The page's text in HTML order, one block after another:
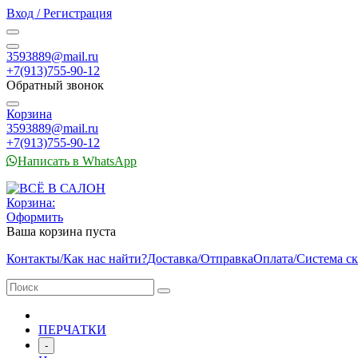
Вход / Регистрация
3593889@mail.ru
+7(913)755-90-12
Обратный звонок
Корзина
3593889@mail.ru
+7(913)755-90-12
Написать в WhatsApp
Корзина:
Оформить
Ваша корзина пуста
Контакты/Как нас найти?Доставка/ОтправкаОплата/Система
ПЕРЧАТКИ
-